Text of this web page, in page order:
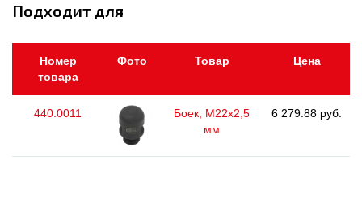
Подходит для
Номер
товара
Фото Товар Цена
440.0011
Боек, М22х2,5
мм
6 279.88 руб.